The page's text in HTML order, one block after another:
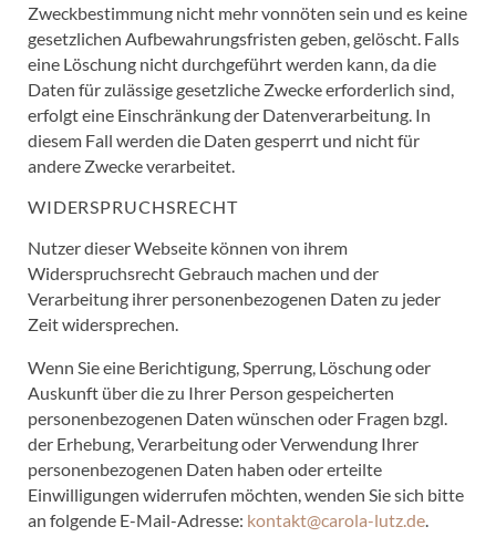
Zweckbestimmung nicht mehr vonnöten sein und es keine
gesetzlichen Aufbewahrungsfristen geben, gelöscht. Falls
eine Löschung nicht durchgeführt werden kann, da die
Daten für zulässige gesetzliche Zwecke erforderlich sind,
erfolgt eine Einschränkung der Datenverarbeitung. In
diesem Fall werden die Daten gesperrt und nicht für
andere Zwecke verarbeitet.
WIDERSPRUCHSRECHT
Nutzer dieser Webseite können von ihrem
Widerspruchsrecht Gebrauch machen und der
Verarbeitung ihrer personenbezogenen Daten zu jeder
Zeit widersprechen.
Wenn Sie eine Berichtigung, Sperrung, Löschung oder
Auskunft über die zu Ihrer Person gespeicherten
personenbezogenen Daten wünschen oder Fragen bzgl.
der Erhebung, Verarbeitung oder Verwendung Ihrer
personenbezogenen Daten haben oder erteilte
Einwilligungen widerrufen möchten, wenden Sie sich bitte
an folgende E-Mail-Adresse: kontakt@carola-lutz.de.